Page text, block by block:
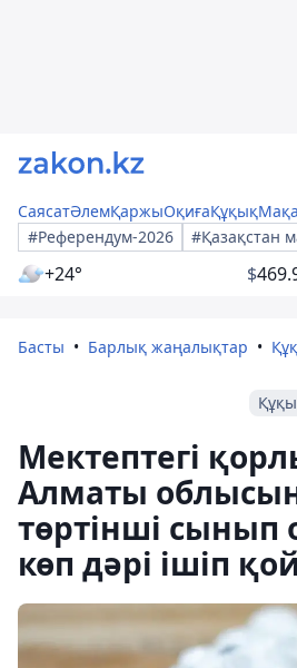
СаясатӘлемҚаржыОқиғаҚұқық
#Референдум-2026
#Қазақстан
+24° $
Басты Барлық жаңалықтар
Мектептегі
Алматы
төртінші
көп дәрі ішіп